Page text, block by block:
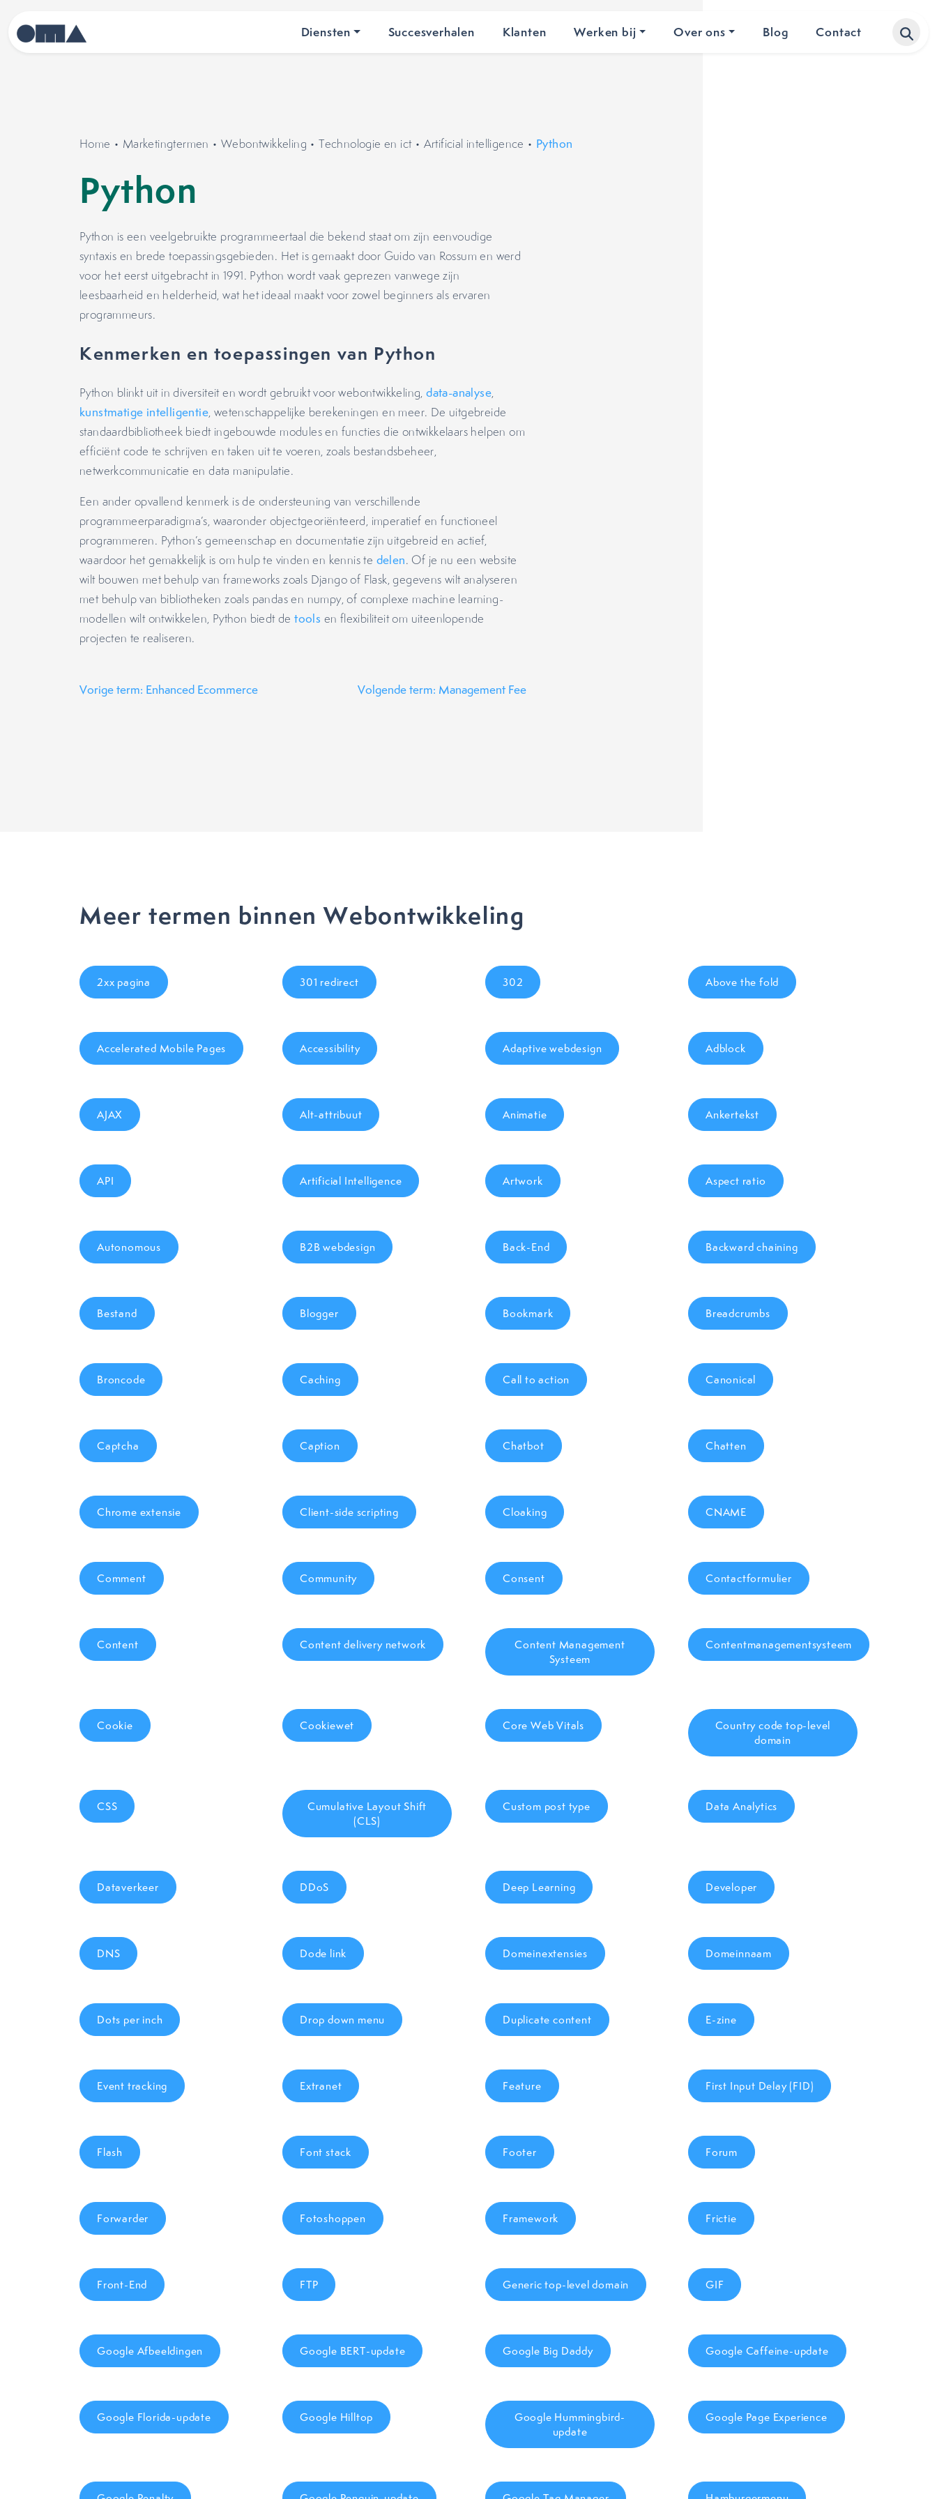
Diensten Succesverhalen Klanten Werken bij Over ons Blog Contact
Home • Marketingtermen •Webontwikkeling •Technologie en ict• Artificial intelligence • Python
Python
Python is een veelgebruikte programmeertaal die bekend staat om zijn eenvoudige
syntaxis en brede toepassingsgebieden. Het is gemaakt door Guido van Rossum en werd
voor het eerst uitgebracht in 1991. Python wordt vaak geprezen vanwege zijn
leesbaarheid en helderheid, wat het ideaal maakt voor zowel beginners als ervaren
programmeurs.
Kenmerken en toepassingen van Python
Python blinkt uit in diversiteit en wordt gebruikt voor webontwikkeling,data-analyse,
kunstmatige intelligentie, wetenschappelijke berekeningen en meer. De uitgebreide
standaardbibliotheek biedt ingebouwde modules en functies die ontwikkelaars helpen om
efficiënt code te schrijven en taken uit te voeren, zoals bestandsbeheer,
netwerkcommunicatie en data manipulatie.
Een ander opvallend kenmerk is de ondersteuning van verschillende
programmeerparadigma’s, waaronder objectgeoriënteerd, imperatief en functioneel
programmeren. Python’s gemeenschap en documentatie zijn uitgebreid en actief,
waardoor het gemakkelijk is om hulp te vinden en kennis te delen. Of je nu een website
wilt bouwen met behulp van frameworks zoals Django of Flask, gegevens wilt analyseren
met behulp van bibliotheken zoals pandas en numpy, of complexe machine learning-
modellen wilt ontwikkelen, Python biedt detools en flexibiliteit om uiteenlopende
projecten te realiseren.
Vorige term: Enhanced Ecommerce Volgende term: Management Fee
Meer termen binnen Webontwikkeling
2xx pagina 301 redirect 302 Above the fold
Accelerated Mobile Pages Accessibility Adaptive webdesign Adblock
AJAX Alt-attribuut Animatie Ankertekst
API Artificial Intelligence Artwork Aspect ratio
Autonomous B2B webdesign Back-End Backward chaining
Bestand Blogger Bookmark Breadcrumbs
Broncode Caching Call to action Canonical
Captcha Caption Chatbot Chatten
Chrome extensie Client-side scripting Cloaking CNAME
Comment Community Consent Contactformulier
Content Content delivery network
Content Management
Systeem
Contentmanagementsysteem
Cookie Cookiewet Core Web Vitals
Country code top-level
domain
CSS
Cumulative Layout Shift
(CLS)
Custom post type Data Analytics
Dataverkeer DDoS Deep Learning Developer
DNS Dode link Domeinextensies Domeinnaam
Dots per inch Drop down menu Duplicate content E-zine
Event tracking Extranet Feature First Input Delay (FID)
Flash Font stack Footer Forum
Forwarder Fotoshoppen Framework Frictie
Front-End FTP Generic top-level domain GIF
Google Afbeeldingen Google BERT-update Google Big Daddy Google Caffeine-update
Google Florida-update Google Hilltop
Google Hummingbird-
update
Google Page Experience